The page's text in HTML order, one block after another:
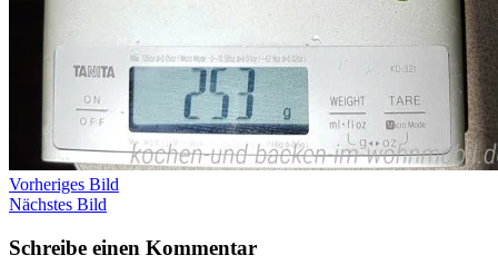
Vorheriges Bild
Nächstes Bild
Schreibe einen Kommentar